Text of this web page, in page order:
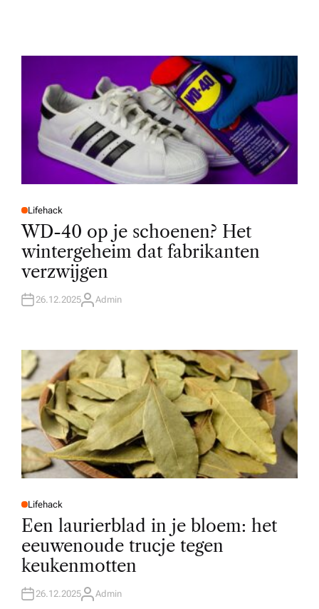
P
O
S
E
D
I
N
Lifehack
WD-40 op je schoenen? Het
wintergeheim dat fabrikanten
verzwijgen
26.12.2025A
R
Admin
P
O
T
E
D
N
Lifehack
Een laurierblad in je bloem: het
eeuwenoude trucje tegen
keukenmotten
26.12.2025A
Admin